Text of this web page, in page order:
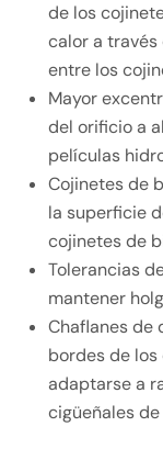
de los
calor a través
entre los
Mayor
del orificio a
películas
Cojinetes de
la superficie
cojinetes de
Tolerancias
mantener
Chaflanes de
bordes de
adaptarse a
cigüeñales